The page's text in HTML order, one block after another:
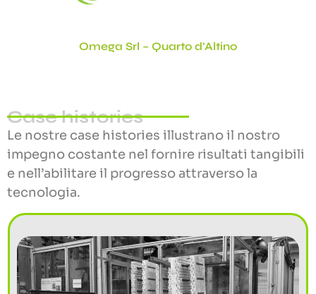
Omega Srl – Quarto d’Altino
Case histories
Le nostre case histories illustrano il nostro
impegno costante nel fornire risultati tangibili
e nell’abilitare il progresso attraverso la
tecnologia.